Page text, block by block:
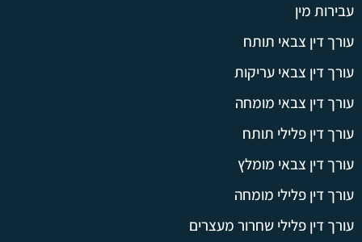
עבירות מין
עורך דין צבאי תותח
עורך דין צבאי עריקות
עורך דין צבאי מומחה
עורך דין פלילי תותח
עורך דין צבאי מומלץ
עורך דין פלילי מומחה
עורך דין פלילי שחרור מעצרים